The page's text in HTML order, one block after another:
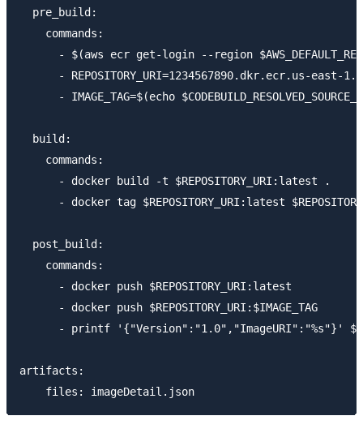
  pre_build:
    commands:
- $(aws ecr get-login --region
- REPOSITORY_URI=1234567890.dkr.ecr.us-east-
- IMAGE_TAG=$(echo
  build:
    commands:
      - docker build -t $REPOSITORY_URI:latest .
- docker tag $REPOSITORY_URI:latest
  post_build:
    commands:
      - docker push $REPOSITORY_URI:latest
      - docker push $REPOSITORY_URI:$IMAGE_TAG
- printf '{"Version":"1.0","ImageURI":"%s"}'
artifacts: